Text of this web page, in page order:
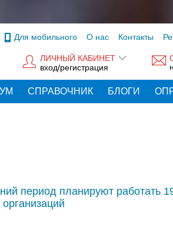
Для мобильного О нас Контакты
ЛИЧНЫЙ КАБИНЕТ
вход/регистрация
СПРАВОЧНИК БЛОГИ
период планируют работать